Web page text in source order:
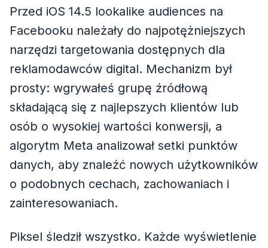
Przed iOS 14.5 lookalike audiences na
Facebooku należały do najpotężniejszych
narzędzi targetowania dostępnych dla
reklamodawców digital. Mechanizm był
prosty: wgrywałeś grupę źródłową
składającą się z najlepszych klientów lub
osób o wysokiej wartości konwersji, a
algorytm Meta analizował setki punktów
danych, aby znaleźć nowych użytkowników
o podobnych cechach, zachowaniach i
zainteresowaniach.
Piksel śledził wszystko. Każde wyświetlenie